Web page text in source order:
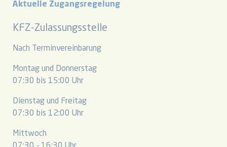
Aktuelle Zugangsregelung
KFZ-Zulassungsstelle
Nach Terminvereinbarung
Montag und Donnerstag
07:30 bis 15:00 Uhr
Dienstag und Freitag
07:30 bis 12:00 Uhr
Mittwoch